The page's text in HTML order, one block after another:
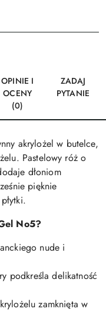
OPINIE I
OCENY
(0)
ZADAJ
PYTANIE
akrylożel w butelce,
Pastelowy róż o
dłoniom
pięknie
No5?
nude i
podkreśla delikatność
zamknięta w